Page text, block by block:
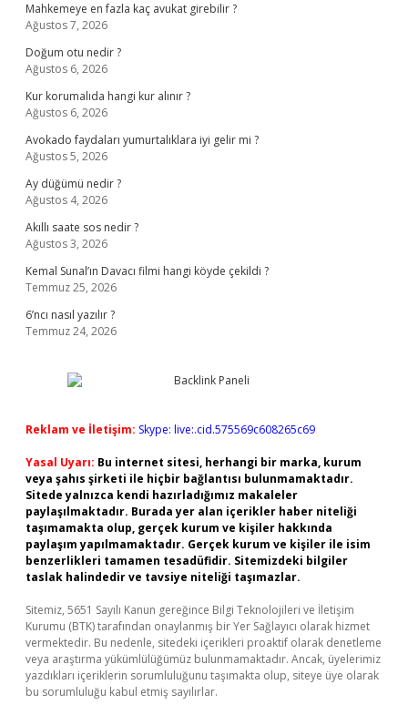
Mahkemeye en fazla kaç avukat girebilir ?
Ağustos 7, 2026
Doğum otu nedir ?
Ağustos 6, 2026
Kur korumalıda hangi kur alınır ?
Ağustos 6, 2026
Avokado faydaları yumurtalıklara iyi gelir mi ?
Ağustos 5, 2026
Ay düğümü nedir ?
Ağustos 4, 2026
Akıllı saate sos nedir ?
Ağustos 3, 2026
Kemal Sunal’ın Davacı filmi hangi köyde çekildi ?
Temmuz 25, 2026
6’ncı nasıl yazılır ?
Temmuz 24, 2026
Reklam ve İletişim: Skype: live:.cid.575569c608265c69
Yasal Uyarı: Bu internet sitesi, herhangi bir marka, kurum
veya şahıs şirketi ile hiçbir bağlantısı bulunmamaktadır.
Sitede yalnızca kendi hazırladığımız makaleler
paylaşılmaktadır. Burada yer alan içerikler haber niteliği
taşımamakta olup, gerçek kurum ve kişiler hakkında
paylaşım yapılmamaktadır. Gerçek kurum ve kişiler ile isim
benzerlikleri tamamen tesadüfidir. Sitemizdeki bilgiler
taslak halindedir ve tavsiye niteliği taşımazlar.
Sitemiz, 5651 Sayılı Kanun gereğince Bilgi Teknolojileri ve İletişim
Kurumu (BTK) tarafından onaylanmış bir Yer Sağlayıcı olarak hizmet
vermektedir. Bu nedenle, sitedeki içerikleri proaktif olarak denetleme
veya araştırma yükümlülüğümüz bulunmamaktadır. Ancak, üyelerimiz
yazdıkları içeriklerin sorumluluğunu taşımakta olup, siteye üye olarak
bu sorumluluğu kabul etmiş sayılırlar.